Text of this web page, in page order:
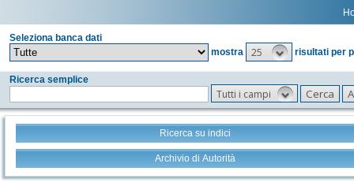
Seleziona banca dati
mostra
25 risultati per
Ricerca semplice
Tutti i campi
Ricerca su indici
Archivio di Autorità